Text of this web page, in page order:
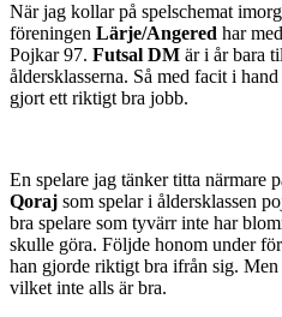
När jag kollar på spelschemat
föreningen Lärje/Angered har
Pojkar 97. Futsal DM är i år bara
åldersklasserna. Så med facit i
gjort ett riktigt bra jobb.
En spelare jag tänker titta närmare
Qoraj som spelar i åldersklassen
bra spelare som tyvärr inte har
skulle göra. Följde honom under
han gjorde riktigt bra ifrån sig. Men
vilket inte alls är bra.